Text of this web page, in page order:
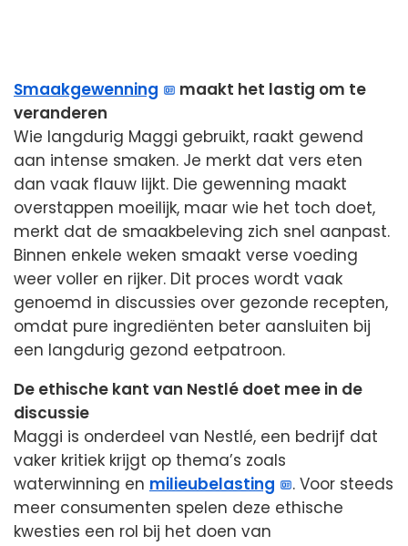
Smaakgewenning
maakt het lastig om te
veranderen
Wie langdurig Maggi gebruikt, raakt gewend
aan intense smaken. Je merkt dat vers eten
dan vaak flauw lijkt. Die gewenning maakt
overstappen moeilijk, maar wie het toch doet,
merkt dat de smaakbeleving zich snel aanpast.
Binnen enkele weken smaakt verse voeding
weer voller en rijker. Dit proces wordt vaak
genoemd in discussies over gezonde recepten,
omdat pure ingrediënten beter aansluiten bij
een langdurig gezond eetpatroon.
De ethische kant van Nestlé doet mee in de
discussie
Maggi is onderdeel van Nestlé, een bedrijf dat
vaker kritiek krijgt op thema’s zoals
waterwinning en milieubelasting
. Voor steeds
meer consumenten spelen deze ethische
kwesties een rol bij het doen van